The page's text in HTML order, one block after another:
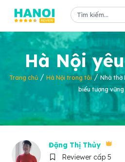
Hà Nội
Trang chủ / Hà Nội trong tôi/ Nhà thờ
biểu tượng
Đặng Thị Thủy
Reviewer cấp 5